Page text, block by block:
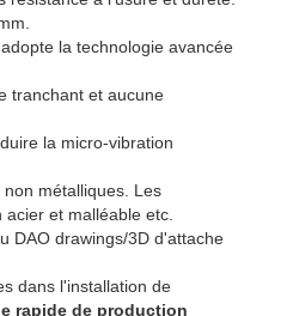
la technologie avancée
tranchant et aucune
la micro-vibration
métalliques. Les
et malléable etc.
DAO drawings/3D d'attache
dans l'installation de
rapide de production